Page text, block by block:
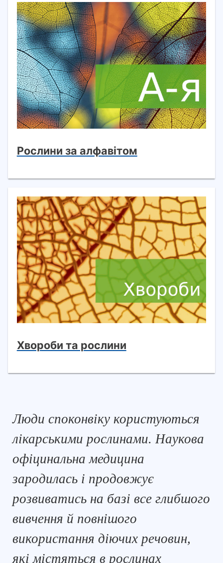
Рослини за алфавітом
Хвороби та рослини
Люди споконвіку користуються
лікарськими рослинами. Наукова
офіцинальна медицина
зародилась і продовжує
розвиватись на базі все глибшого
вивчення й повнішого
використання діючих речовин,
які містяться в рослинах